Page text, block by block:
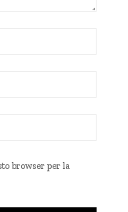
browser per la